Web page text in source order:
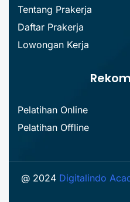
Tentang Prakerja
Daftar Prakerja
Lowongan Kerja
Pelatihan Online
Pelatihan Offline
@ 2024 Digitalindo